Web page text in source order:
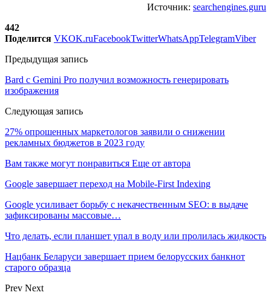
Источник: searchengines.guru
442
Поделится VKOK.ruFacebookTwitterWhatsAppTelegramViber
Предыдущая запись
Bard с Gemini Pro получил возможность генерировать
изображения
Следующая запись
27% опрошенных маркетологов заявили о снижении
рекламных бюджетов в 2023 году
Вам также могут понравиться Еще от автора
Google завершает переход на Mobile-First Indexing
Google усиливает борьбу с некачественным SEO: в выдаче
зафиксированы массовые…
Что делать, если планшет упал в воду или пролилась жидкость
Нацбанк Беларуси завершает прием белорусских банкнот
старого образца
Prev Next